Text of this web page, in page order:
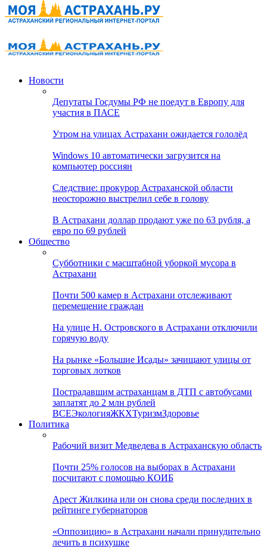
Новости
Депутаты Госдумы РФ не поедут в Европу для
участия в ПАСЕ
Утром на улицах Астрахани ожидается гололёд
Windows 10 автоматически загрузится на
компьютер россиян
Следствие: прокурор Астраханской области
неосторожно выстрелил себе в голову
В Астрахани доллар продают уже по 63 рубля, а
евро по 69 рублей
Общество
Субботники с масштабной уборкой мусора в
Астрахани
Почти 500 камер в Астрахани отслеживают
перемещение граждан
На улице Н. Островского в Астрахани отключили
горячую воду
На рынке «Большие Исады» зачищают улицы от
торговых лотков
Пострадавшим астраханцам в ДТП с автобусами
заплатят до 2 млн рублей
ВСЕЭкологияЖКХТуризмЗдоровье
Политика
Рабочий визит Медведева в Астраханскую область
Почти 25% голосов на выборах в Астрахани
посчитают с помощью КОИБ
Арест Жилкина или он снова среди последних в
рейтинге губернаторов
«Оппозицию» в Астрахани начали принудительно
лечить в психушке